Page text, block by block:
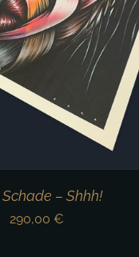
– Shhh!
290,00 €
WARENKORB / DETAILS